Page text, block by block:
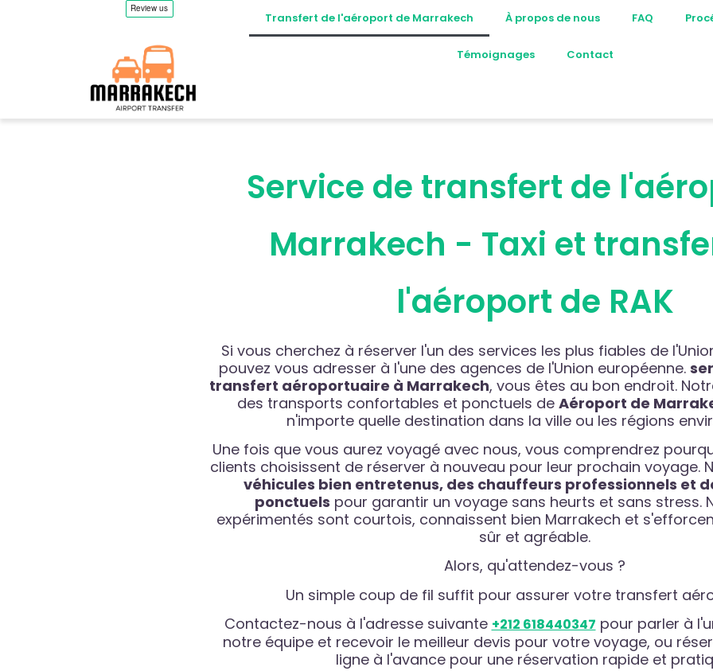
Transfert de l'aéroport de Marrakech À propos de nous FAQ
Témoignages Contact
Service de transfert de
Marrakech - Taxi et
l'aéroport de RAK
Si vous cherchez à réserver l'un des services les plus fiables de
pouvez vous adresser à l'une des agences de l'Union européenne.
transfert aéroportuaire à Marrakech, vous êtes au bon endroit.
des transports confortables et ponctuels de Aéroport de
n'importe quelle destination dans la ville ou les régions
Une fois que vous aurez voyagé avec nous, vous comprendrez
clients choisissent de réserver à nouveau pour leur prochain voyage.
véhicules bien entretenus, des chauffeurs professionnels et
ponctuels pour garantir un voyage sans heurts et sans stress.
expérimentés sont courtois, connaissent bien Marrakech et
sûr et agréable.
Alors, qu'attendez-vous ?
Un simple coup de fil suffit pour assurer votre transfert
Contactez-nous à l'adresse suivante +212 618440347 pour parler à
notre équipe et recevoir le meilleur devis pour votre voyage, ou
ligne à l'avance pour une réservation rapide et